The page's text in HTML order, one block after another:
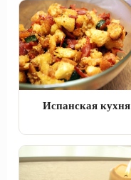
Испанская кухня